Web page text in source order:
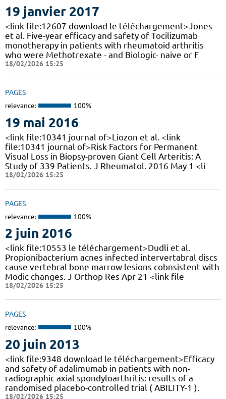
19 janvier 2017
<link file:12607 download le téléchargement>Jones
et al. Five-year efficacy and safety of Tocilizumab
monotherapy in patients with rheumatoid arthritis
who were Methotrexate - and Biologic- naive or F
18/02/2026 15:25
PAGES
relevance: 100%
19 mai 2016
<link file:10341 journal of>Liozon et al. <link
file:10341 journal of>Risk Factors for Permanent
Visual Loss in Biopsy-proven Giant Cell Arteritis: A
Study of 339 Patients. J Rheumatol. 2016 May 1 <li
18/02/2026 15:25
PAGES
relevance: 100%
2 juin 2016
<link file:10553 le téléchargement>Dudli et al.
Propionibacterium acnes infected intervertabral discs
cause vertebral bone marrow lesions cobnsistent with
Modic changes. J Orthop Res Apr 21 <link file
18/02/2026 15:25
PAGES
relevance: 100%
20 juin 2013
<link file:9348 download le téléchargement>Efficacy
and safety of adalimumab in patients with non-
radiographic axial spondyloarthritis: results of a
randomised placebo-controlled trial ( ABILITY-1 ).
18/02/2026 15:25